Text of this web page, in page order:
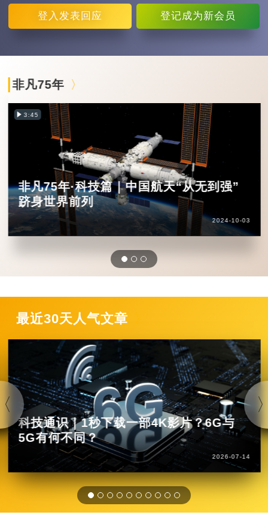
登入 发表回应 登记成为新会员
非凡75年
3:45
非凡75年·科技篇｜中国航天“从无到强”
跻身世界前列
2024-10-03
最近30天人气文章
科技通识｜1秒下载一部4K影片？6G与
5G有何不同？
2026-07-14